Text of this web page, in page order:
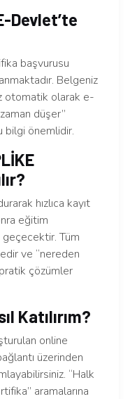
Devlet’te
başvurusu
Belgeniz
otomatik olarak e-
düşer”
bilgi önemlidir.
hızlıca kayıt
eğitim
geçecektir. Tüm
ve “nereden
pratik çözümler
Katılırım?
online
üzerinden
“Halk
aramalarına